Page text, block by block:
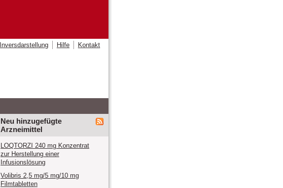
Inversdarstellung Hilfe Kontakt
Neu hinzugefügte
Arzneimittel
LOQTORZI 240 mg Konzentrat
zur Herstellung einer
Infusionslösung
Volibris 2,5 mg/5 mg/10 mg
Filmtabletten